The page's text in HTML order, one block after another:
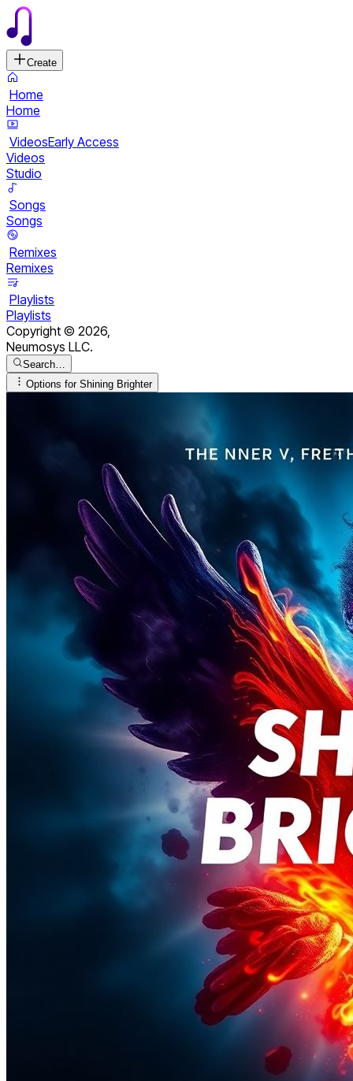
Create
Home
Home
VideosEarly Access
Videos
Studio
Songs
Songs
Remixes
Remixes
Playlists
Playlists
Copyright © 2026,
Neumosys LLC.
Search…
Options for Shining Brighter